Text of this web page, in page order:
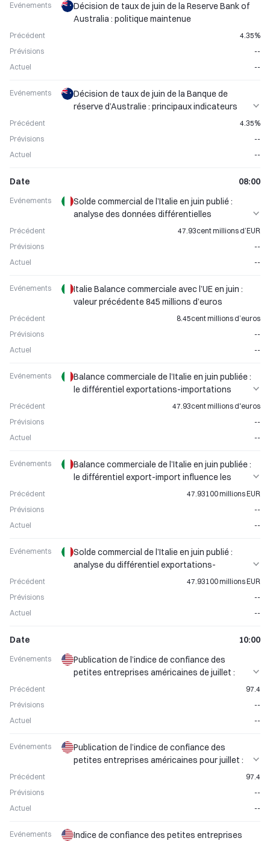
Evénements
Décision de taux de juin de la Reserve Bank of
Australia : politique maintenue
Précédent
4.35%
Prévisions
--
Actuel
--
Evénements
Décision de taux de juin de la Banque de
réserve d’Australie : principaux indicateurs
Précédent
4.35%
Prévisions
--
Actuel
--
Date 08:00
Evénements
Solde commercial de l’Italie en juin publié :
analyse des données différentielles
Précédent
47.93cent millions d’EUR
Prévisions
--
Actuel
--
Evénements
Italie Balance commerciale avec l’UE en juin :
valeur précédente 845 millions d’euros
Précédent
8.45cent millions d’euros
Prévisions
--
Actuel
--
Evénements
Balance commerciale de l’Italie en juin publiée :
le différentiel exportations-importations
impacte directement l’évolution de l’euro
Précédent
47.93cent millions d'euros
Prévisions
--
Actuel
--
Evénements
Balance commerciale de l’Italie en juin publiée :
le différentiel export-import influence les
Précédent
47.93100 millions EUR
Prévisions
--
Actuel
--
Evénements
Solde commercial de l’Italie en juin publié :
analyse du différentiel exportations-
Précédent
47.93100 millions EUR
Prévisions
--
Actuel
--
Date 10:00
Evénements
Publication de l’indice de confiance des
petites entreprises américaines de juillet :
Précédent
97.4
Prévisions
--
Actuel
--
Evénements
Publication de l’indice de confiance des
petites entreprises américaines pour juillet :
Précédent
97.4
Prévisions
--
Actuel
--
Evénements
Indice de confiance des petites entreprises